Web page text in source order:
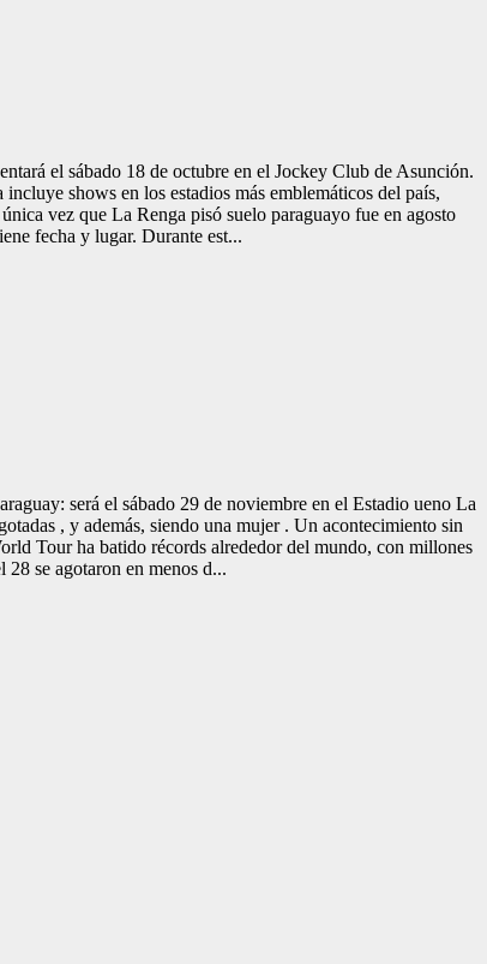
el sábado 18 de octubre en el Jockey Club de Asunción.
shows en los estadios más emblemáticos del país,
vez que La Renga pisó suelo paraguayo fue en agosto
fecha y lugar. Durante est...
será el sábado 29 de noviembre en el Estadio ueno La
, y además, siendo una mujer . Un acontecimiento sin
Tour ha batido récords alrededor del mundo, con millones
28 se agotaron en menos d...